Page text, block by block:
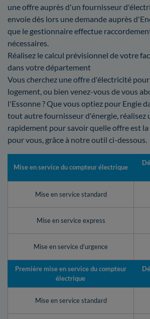
une offre auprès d'un fournisseur
envoie dès lors une demande auprès
que le gestionnaire effectue
nécessaires.
Réalisez le calcul prévisionnel de votre
dans votre département
Vous cherchez une offre d'électricité
logement, ou bien venez-vous de vous
l'Essonne ? Que vous optiez pour Engie
tout autre fournisseur d'énergie, réalisez
rapidement pour savoir quelle offre est
pour vous, grâce à notre outil ci-dessous.
Mise en service du compteur électrique
Mise en service standard
Mise en service express
Mise en service d’urgence
Première mise en service du compteur
électrique
Mise en service standard